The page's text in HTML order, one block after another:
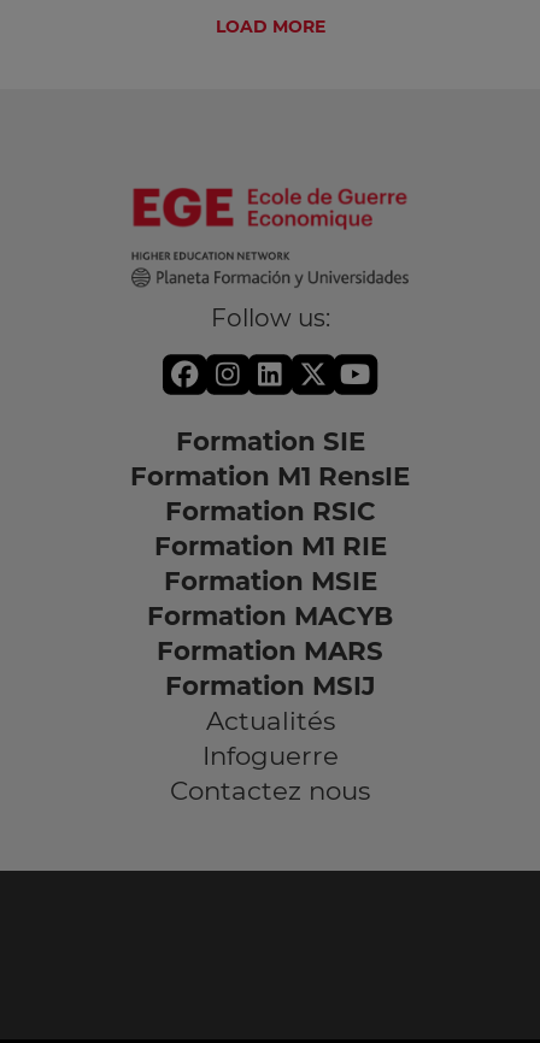
LOAD MORE
Follow us:
Formation SIE
Formation M1 RensIE
Formation RSIC
Formation M1 RIE
Formation MSIE
Formation MACYB
Formation MARS
Formation MSIJ
Actualités
Infoguerre
Contactez nous